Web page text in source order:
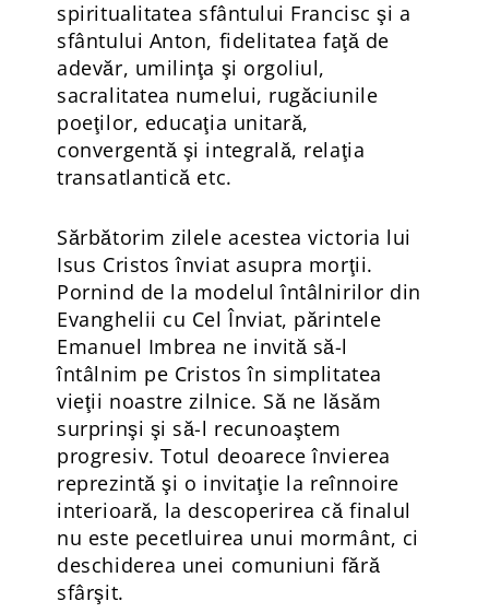
spiritualitatea sfântului Francisc şi a
sfântului Anton, fidelitatea faţă de
adevăr, umilinţa şi orgoliul,
sacralitatea numelui, rugăciunile
poeţilor, educaţia unitară,
convergentă şi integrală, relaţia
transatlantică etc.
Sărbătorim zilele acestea victoria lui
Isus Cristos înviat asupra morţii.
Pornind de la modelul întâlnirilor din
Evanghelii cu Cel Înviat, părintele
Emanuel Imbrea ne invită să-l
întâlnim pe Cristos în simplitatea
vieţii noastre zilnice. Să ne lăsăm
surprinşi şi să-l recunoaştem
progresiv. Totul deoarece învierea
reprezintă şi o invitaţie la reînnoire
interioară, la descoperirea că finalul
nu este pecetluirea unui mormânt, ci
deschiderea unei comuniuni fără
sfârşit.